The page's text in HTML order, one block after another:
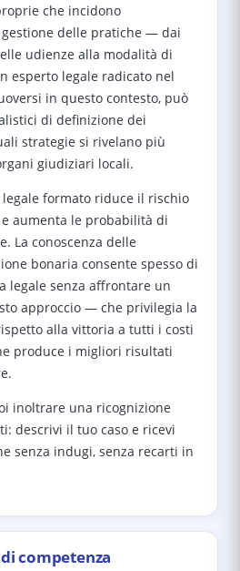
che incidono
delle pratiche — dai
udienze alla modalità di
esperto legale radicato nel
in questo contesto, può
di definizione dei
strategie si rivelano più
giudiziari locali.
formato riduce il rischio
aumenta le probabilità di
La conoscenza delle
bonaria consente spesso di
legale senza affrontare un
approccio — che privilegia la
alla vittoria a tutti i costi
produce i migliori risultati
inoltrare una ricognizione
descrivi il tuo caso e ricevi
senza indugi, senza recarti in
competenza